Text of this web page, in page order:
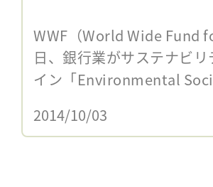
WWF（World Wide Fund
日、銀行業がサステナビ
イン「Environmental
2014/10/03